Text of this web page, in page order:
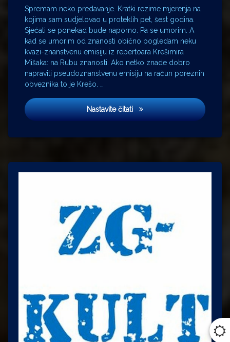
Spremam neko predavanje. Kratki rezime mjerenja na
kojima sam sudjelovao u proteklih pet, šest godina.
Sjećati se ponekad bude naporno. Pa se umorim. A
kad se umorim od znanosti obično pogledam neku
kvazi-znanstvenu emisiju iz repertoara Krešimira
Mišaka: na Rubu znanosti. Ako netko znade dobro
napraviti pseudoznanstvenu emisiju na račun poreznih
obveznika to je Krešo. …
Nastavite čitatiSoVa